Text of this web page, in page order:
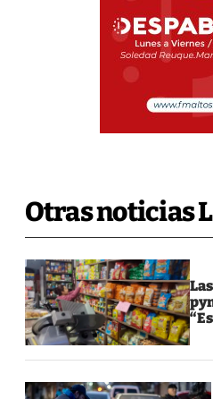
Otras noticias